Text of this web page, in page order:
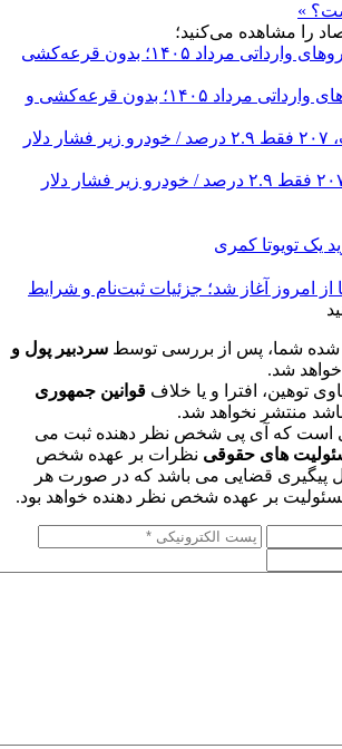
»
را مشاهده می‌کنید؛
فروش فوری خودروهای وارداتی مرداد ۱۴۰۵؛ بدون قرعه‌کشی و
دلار ۴ درصد ریخت، ۲۰۷ فقط ۲.۹ درصد / خودرو زیر فشار دلار
شده شما، پس از بررسی توسط سردبیر پول و
شد.
توهین، افترا و یا خلاف قوانین جمهوری
منتشر نخواهد شد.
است که آی پی شخص نظر دهنده ثبت می
های حقوقی نظرات بر عهده شخص
پیگیری قضایی می باشد که در صورت هر
بر عهده شخص نظر دهنده خواهد بود.